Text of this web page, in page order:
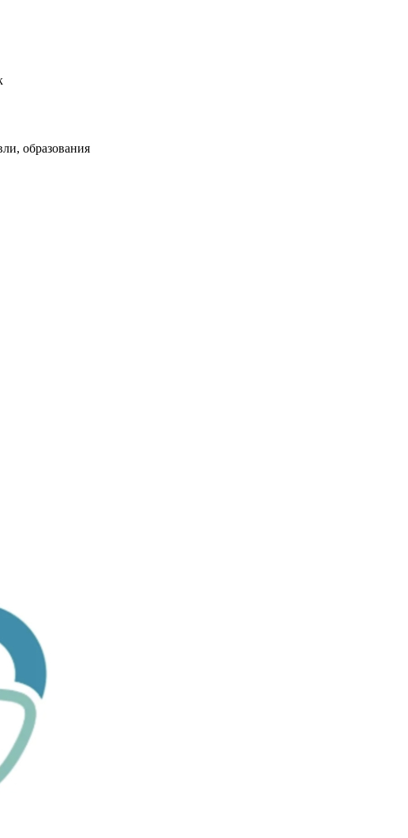
образования